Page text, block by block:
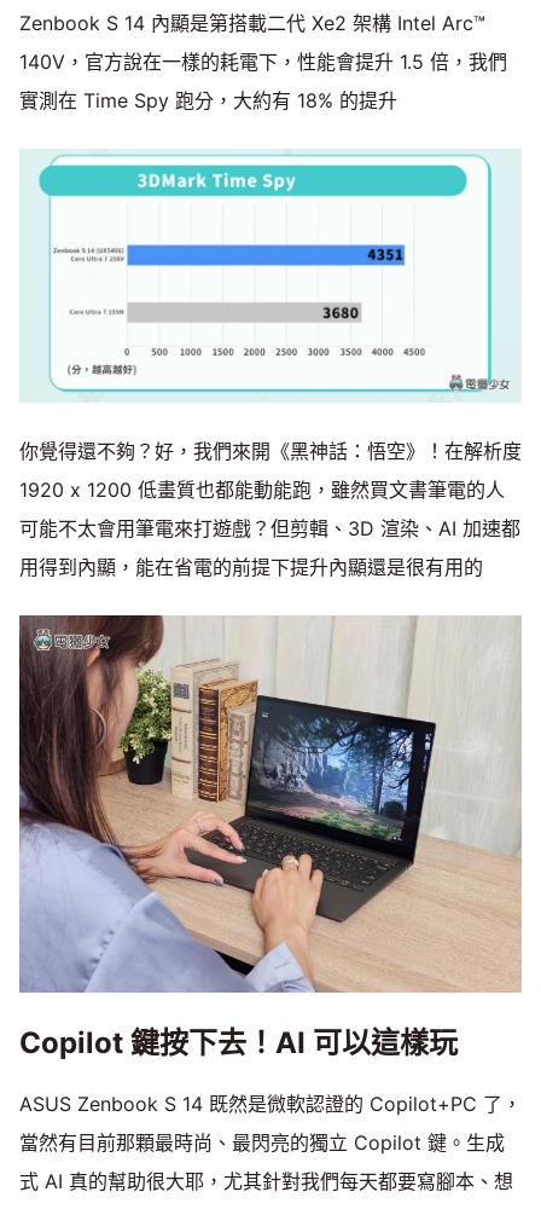
Zenbook S 14 內顯是第搭載二代 Xe2 架構 Intel Arc™
140V，官方說在一樣的耗電下，性能會提升 1.5 倍，我們
實測在 Time Spy 跑分，大約有 18% 的提升
你覺得還不夠？好，我們來開《黑神話：悟空》！在解析度
1920 x 1200 低畫質也都能動能跑，雖然買文書筆電的人
可能不太會用筆電來打遊戲？但剪輯、3D 渲染、AI 加速都
用得到內顯，能在省電的前提下提升內顯還是很有用的
Copilot 鍵按下去！AI 可以這樣玩
ASUS Zenbook S 14 既然是微軟認證的 Copilot+PC 了，
當然有目前那顆最時尚、最閃亮的獨立 Copilot 鍵。生成
式 AI 真的幫助很大耶，尤其針對我們每天都要寫腳本、想